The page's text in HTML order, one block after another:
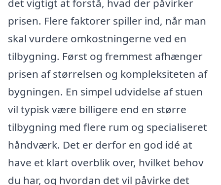
det vigtigt at forstå, hvad der påvirker
prisen. Flere faktorer spiller ind, når man
skal vurdere omkostningerne ved en
tilbygning. Først og fremmest afhænger
prisen af størrelsen og kompleksiteten af
bygningen. En simpel udvidelse af stuen
vil typisk være billigere end en større
tilbygning med flere rum og specialiseret
håndværk. Det er derfor en god idé at
have et klart overblik over, hvilket behov
du har, og hvordan det vil påvirke det